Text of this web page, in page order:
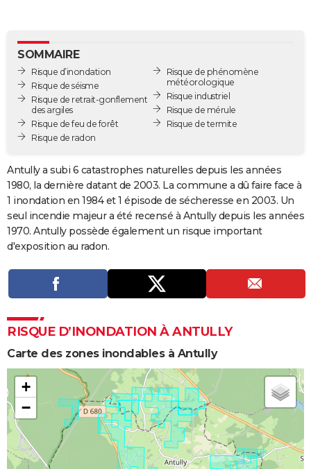
GUIDES D'ACHAT
BONS PLANS
CARTE DE VOEUX
Carte de Noël
Carte Bonne année
Carte Saint-Valentin
Carte Pâques
Carte d'anniversaire
DICTIONNAIRE
COPAINS D'AVANT
S'inscrire
Se connecter
Lycées
Collèges
Primaires
Universités
Entreprises
Service militaire
Avis de recherche
AVIS DE DÉCÈS
FORUM
SOMMAIRE
Risque d’inondation
Risque de séisme
Risque de retrait-gonflement
des argiles
Risque de feu de forêt
Risque de radon
Risque de phénomène
météorologique
Risque industriel
Risque de mérule
Risque de termite
Antully a subi 6 catastrophes naturelles depuis les années
1980, la dernière datant de 2003. La commune a dû faire face à
1 inondation en 1984 et 1 épisode de sécheresse en 2003. Un
seul incendie majeur a été recensé à Antully depuis les années
1970. Antully possède également un risque important
d'exposition au radon.
RISQUE D’INONDATION À ANTULLY
Carte des zones inondables à Antully
+
−